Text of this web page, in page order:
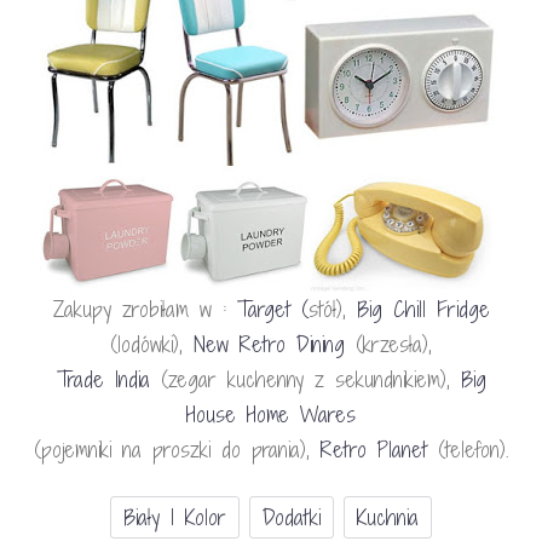
Zakupy zrobiłam w : Target(stół), Big Chill Fridge
(lodówki), New Retro Dining (krzesła),
Trade India (zegar kuchenny z sekundnikiem), Big
House Home Wares
(pojemniki na proszki do prania), Retro Planet(telefon).
Biały I Kolor Dodatki
Kuchnia